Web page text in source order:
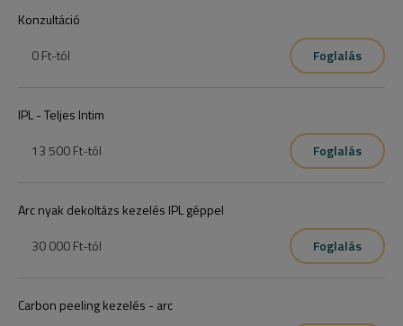
Konzultáció
0 Ft-tól Foglalás
IPL - Teljes Intim
13 500 Ft-tól Foglalás
Arc nyak dekoltázs kezelés IPL géppel
30 000 Ft-tól Foglalás
Carbon peeling kezelés - arc